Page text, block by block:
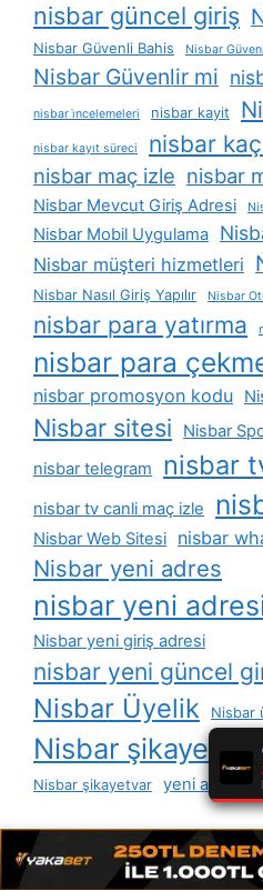
nisbar güncel giriş
Nisbar Güvenli Bahis Nisbar
Nisbar Güvenlir mi
nisbar i̇ncelemeleri nisbar kayit
nisbar kayıt süreci nisbar
nisbar maç izle nisbar
Nisbar Mevcut Giriş Adresi
Nisbar Mobil Uygulama
Nisbar müşteri hizmetleri
Nisbar Nasıl Giriş Yapılır Nisbar
nisbar para yatırma
nisbar para
nisbar promosyon kodu
Nisbar sitesi
Nisbar
nisbar telegram
nisbar
nisbar tv canli maç izle
Nisbar Web Sitesi nisbar
Nisbar yeni adres
nisbar yeni
Nisbar yeni giriş adresi
nisbar yeni güncel
Nisbar Üyelik Nisbar
Nisbar şikayet
Nisbar şikayetvar yeni adresi